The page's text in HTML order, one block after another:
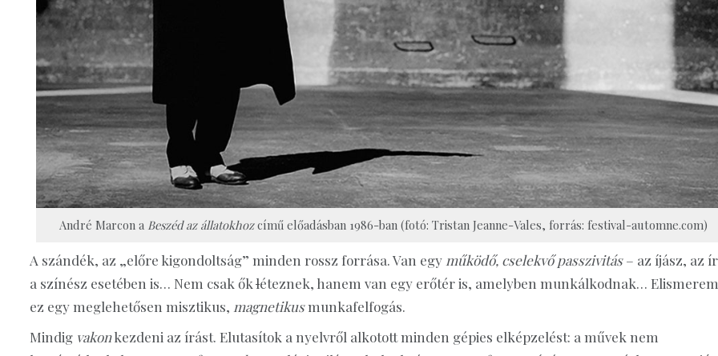
André Marcon a Beszéd az állatokhozcímű előadásban 1986-ban (fotó: Tristan Jeanne-Vales, forrás: festival-automne.com)
A szándék, az „előre kigondoltság” minden rossz forrása. Van egyműködő, cselekvő passzivitás– az íjász, az
a színész esetében is… Nem csak őkléteznek, hanem van egy erőtér is, amelyben munkálkodnak…
ez egy meglehetősen misztikus, magnetikusmunkafelfogás.
Mindig vakonkezdeni az írást. Elutasítok a nyelvről alkotott minden gépies elképzelést: a művek nem